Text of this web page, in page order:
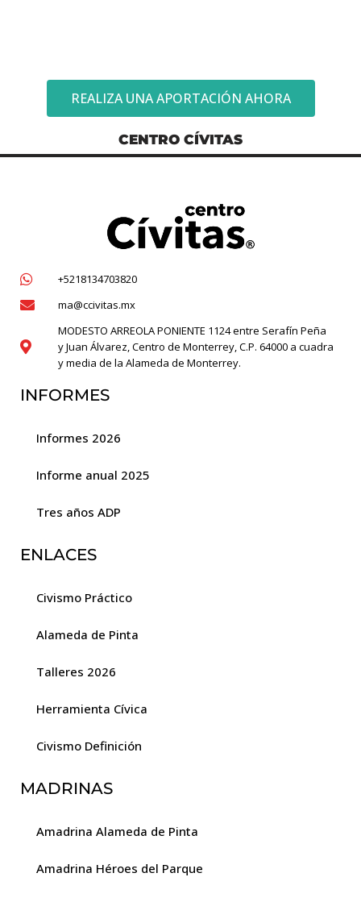
REALIZA UNA APORTACIÓN AHORA
CENTRO CÍVITAS
+5218134703820
ma@ccivitas.mx
MODESTO ARREOLA PONIENTE 1124 entre Serafín Peña
y Juan Álvarez, Centro de Monterrey, C.P. 64000 a cuadra
y media de la Alameda de Monterrey.
INFORMES
Informes 2026
Informe anual 2025
Tres años ADP
ENLACES
Civismo Práctico
Alameda de Pinta
Talleres 2026
Herramienta Cívica
Civismo Definición
MADRINAS
Amadrina Alameda de Pinta
Amadrina Héroes del Parque